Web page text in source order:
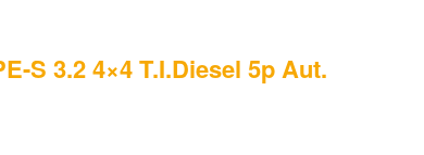
S 3.2 4×4 T.I.Diesel 5p Aut.